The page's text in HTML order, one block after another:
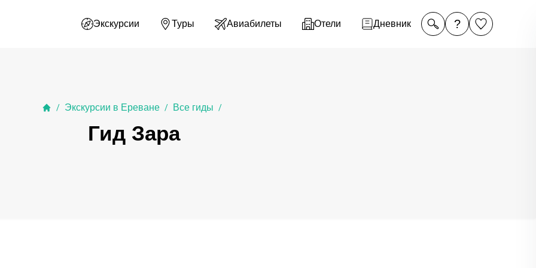
Экскурсии Туры Авиабилеты Отели Дневник ?
/ Экскурсии в Ереване / Все гиды /
Гид Зара